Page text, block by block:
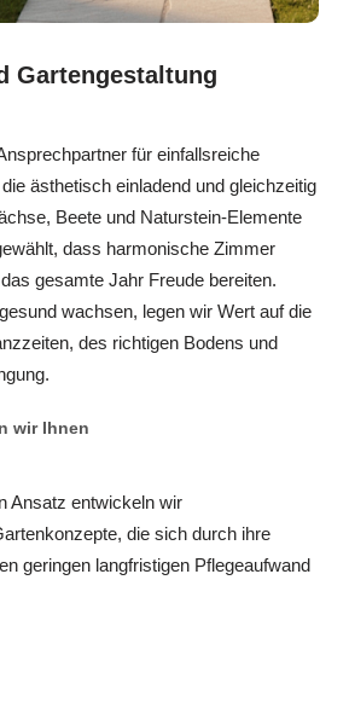
Gartengestaltung
für einfallsreiche
ästhetisch einladend und gleichzeitig
Beete und Naturstein-Elemente
dass harmonische Zimmer
gesamte Jahr Freude bereiten.
wachsen, legen wir Wert auf die
des richtigen Bodens und
wir Ihnen
Ansatz entwickeln wir
die sich durch ihre
geringen langfristigen Pflegeaufwand